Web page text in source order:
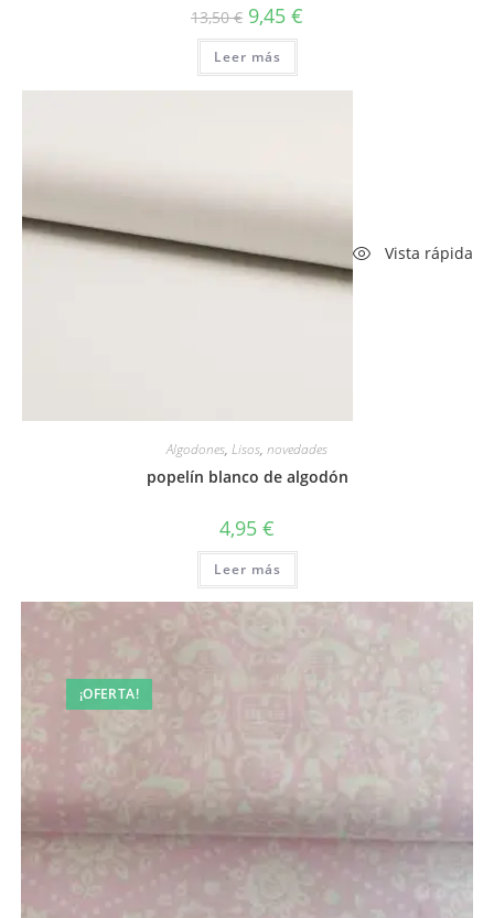
13,50€ El
precio
original
era:
13,50 €.
9,45 €
Leer más
Vista rápida
Algodones, Lisos, novedades
popelín blanco de algodón
4,95 €
Leer más
¡OFERTA!